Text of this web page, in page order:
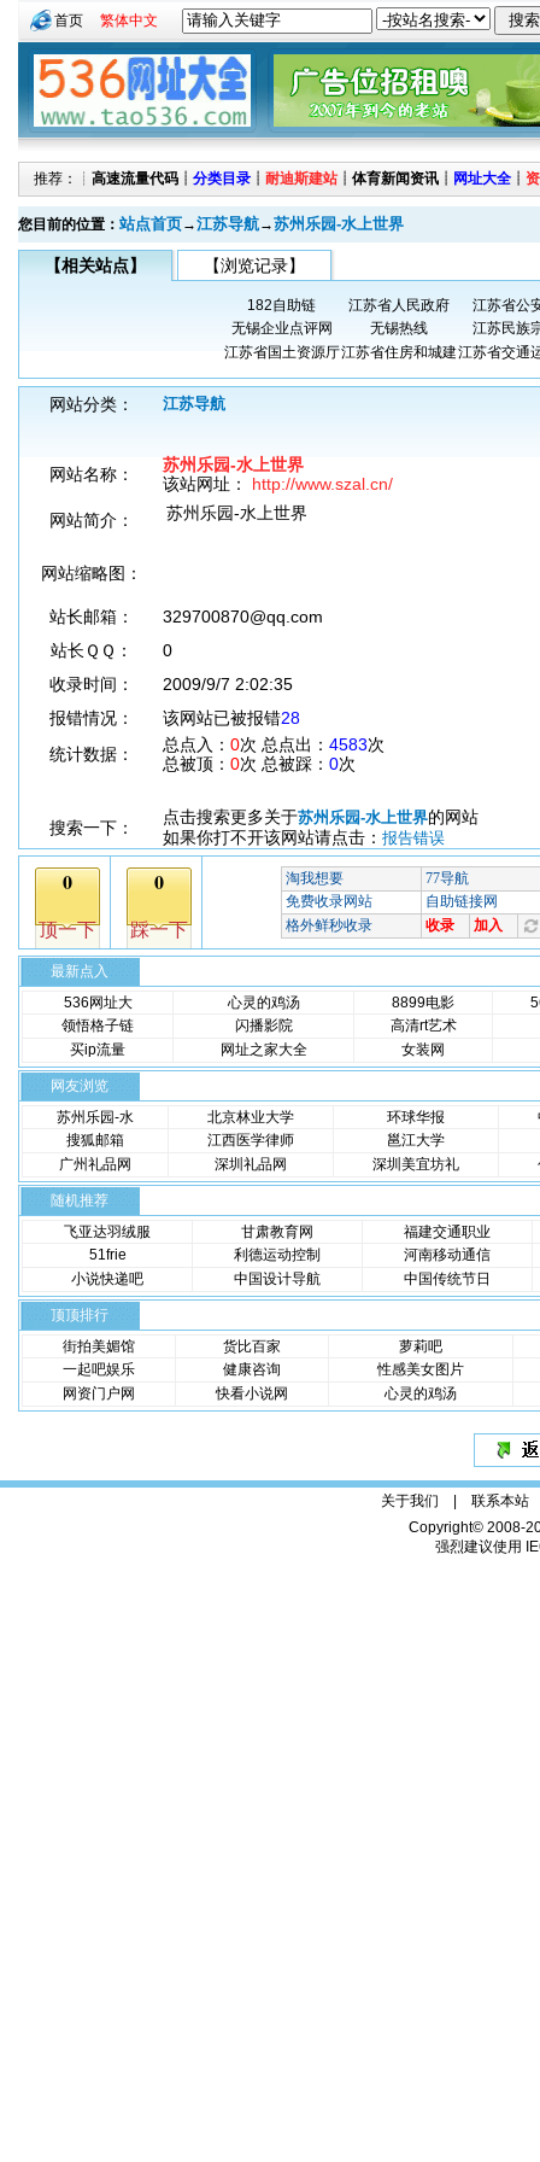
首页 繁体中文
推荐：┊ 高速流量代码 ┊ 分类目录 ┊ 耐迪斯建站 ┊ 体育新闻资讯 ┊ 网址大全 ┊
您目前的位置： 站点首页→江苏导航→苏州乐园-水上世界
【相关站点】 【浏览记录】
182自助链 江苏省人民政府
江苏省公
无锡企业点评网
无锡热线
江苏民族
江苏省国土资源厅江苏省住房和城建江苏省交通
网站分类： 江苏导航
网站名称：
苏州乐园-水上世界
该站网址： http://www.szal.cn/
网站简介：
苏州乐园-水上世界
网站缩略图：
站长邮箱：
329700870@qq.com
站长ＱＱ：
0
收录时间：
2009/9/7 2:02:35
报错情况：
该网站已被报错28
统计数据：
总点入： 0次 总点出： 4583次
总被顶： 0次 总被踩： 0次
搜索一下：
点击搜索更多关于苏州乐园-水上世界的网站
如果你打不开该网站请点击： 报告错误
最新点入
536网址大
心灵的鸡汤 8899电影
领悟格子链
闪播影院
高清rt艺术
买ip流量
网址之家大全 女装网
网友浏览
苏州乐园-水
北京林业大学 环球华报
搜狐邮箱
江西医学律师
邕江大学
广州礼品网
深圳礼品网 深圳美宜坊礼
随机推荐
飞亚达羽绒服
甘肃教育网
福建交通职业
51frie
利德运动控制
河南移动通信
小说快递吧
中国设计导航 中国传统节日
顶顶排行
街拍美媚馆
货比百家
萝莉吧
一起吧娱乐
健康咨询
性感美女图片
网资门户网
快看小说网 心灵的鸡汤
关于我们 | 联系本站
Copyright© 2008-
强烈建议使用